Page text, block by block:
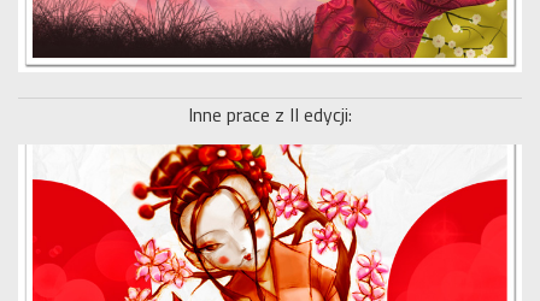
Inne prace z II edycji: